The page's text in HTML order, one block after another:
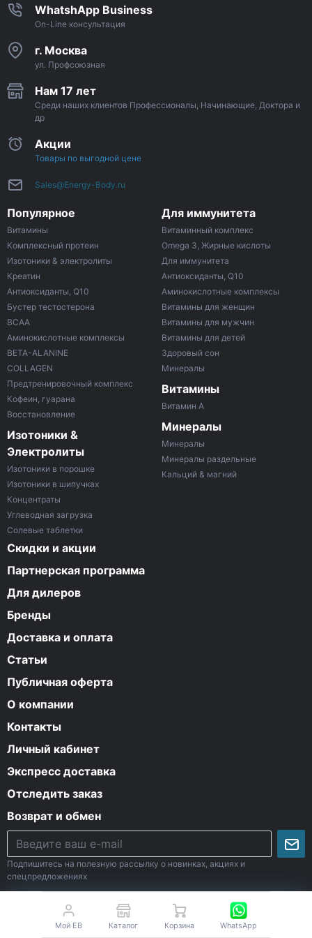
WhatshApp Business
On-Line консультация
г. Москва
ул. Профсоюзная
Нам 17 лет
Среди наших клиентов Профессионалы, Начинающие, Доктора и
др
Акции
Товары по выгодной цене
Sales@Energy-Body.ru
Популярное
Витамины
Комплексный протеин
Изотоники & электролиты
Креатин
Антиоксиданты, Q10
Бустер тестостерона
ВСАА
Аминокислотные комплексы
BETA-ALANINE
COLLAGEN
Предтренировочный комплекс
Кофеин, гуарана
Восстановление
Изотоники &
Электролиты
Изотоники в порошке
Изотоники в шипучках
Концентраты
Углеводная загрузка
Солевые таблетки
Для иммунитета
Витаминный комплекс
Omega 3, Жирные кислоты
Для иммунитета
Антиоксиданты, Q10
Аминокислотные комплексы
Витамины для женщин
Витамины для мужчин
Витамины для детей
Здоровый сон
Минералы
Витамины
Витамин A
Минералы
Минералы
Минералы раздельные
Кальций & магний
Скидки и акции
Партнерская программа
Для дилеров
Бренды
Доставка и оплата
Статьи
Публичная оферта
О компании
Контакты
Личный кабинет
Экспресс доставка
Отследить заказ
Возврат и обмен
Подпишитесь на полезную рассылку о новинках, акциях и
спецпредложениях
Мой EB Каталог Корзина WhatsApp